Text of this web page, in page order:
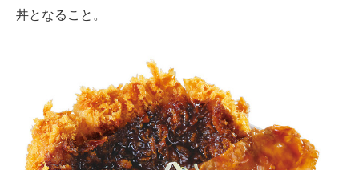
丼となること。